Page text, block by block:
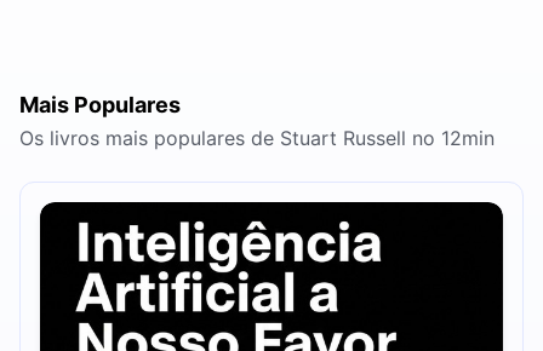
Mais Populares
Os livros mais populares de Stuart Russell no 12min